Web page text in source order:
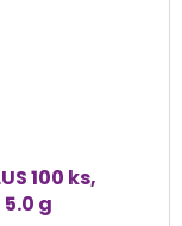
100 ks,
g